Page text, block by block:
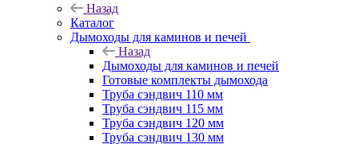
Назад
Каталог
Дымоходы для каминов и печей
Назад
Дымоходы для каминов и печей
Готовые комплекты дымохода
Труба сэндвич 110 мм
Труба сэндвич 115 мм
Труба сэндвич 120 мм
Труба сэндвич 130 мм